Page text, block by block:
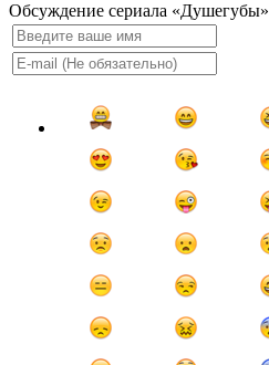
Обсуждение сериала «Душегубы»